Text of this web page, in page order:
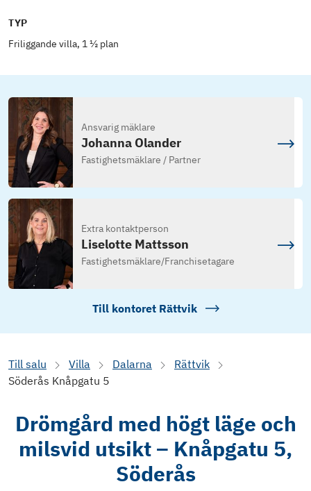
TYP
Friliggande villa, 1 ½ plan
Ansvarig mäklare
Johanna Olander
Fastighetsmäklare / Partner
Extra kontaktperson
Liselotte Mattsson
Fastighetsmäklare/Franchisetagare
Till kontoret Rättvik
Till salu Villa Dalarna
Rättvik
Söderås Knåpgatu 5
Drömgård med högt läge och
milsvid utsikt – Knåpgatu 5,
Söderås